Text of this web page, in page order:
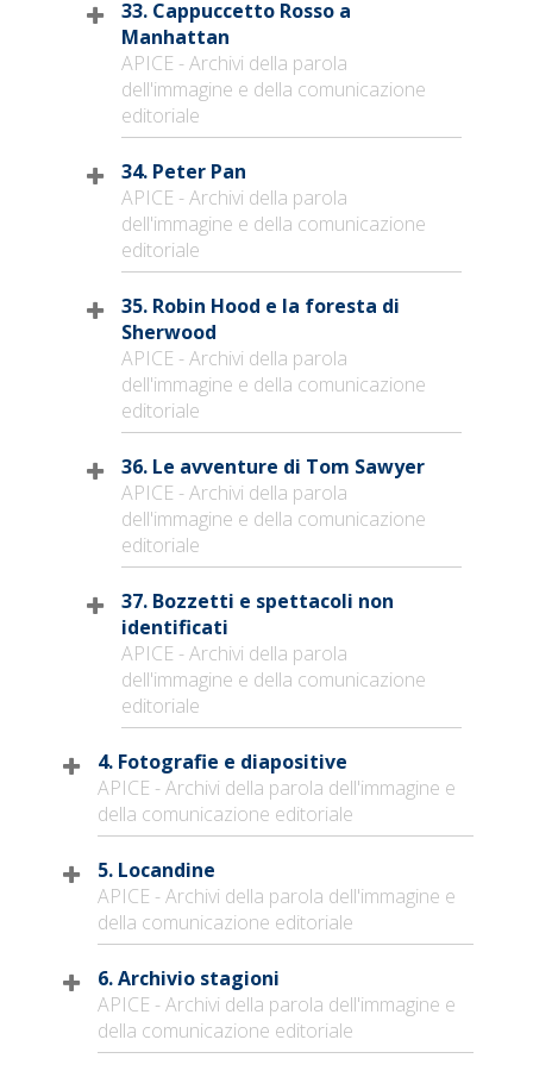
33. Cappuccetto Rosso a
Manhattan
APICE - Archivi della parola
dell'immagine e della comunicazione
editoriale
34. Peter Pan
APICE - Archivi della parola
dell'immagine e della comunicazione
editoriale
35. Robin Hood e la foresta di
Sherwood
APICE - Archivi della parola
dell'immagine e della comunicazione
editoriale
36. Le avventure di Tom Sawyer
APICE - Archivi della parola
dell'immagine e della comunicazione
editoriale
37. Bozzetti e spettacoli non
identificati
APICE - Archivi della parola
dell'immagine e della comunicazione
editoriale
4. Fotografie e diapositive
APICE - Archivi della parola dell'immagine e
della comunicazione editoriale
5. Locandine
APICE - Archivi della parola dell'immagine e
della comunicazione editoriale
6. Archivio stagioni
APICE - Archivi della parola dell'immagine e
della comunicazione editoriale